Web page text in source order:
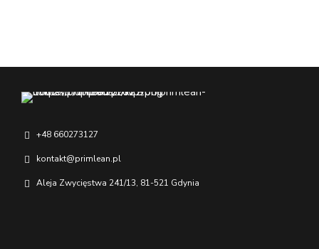
+48 660273127
kontakt@primlean.pl
Aleja Zwycięstwa 241/13, 81-521 Gdynia